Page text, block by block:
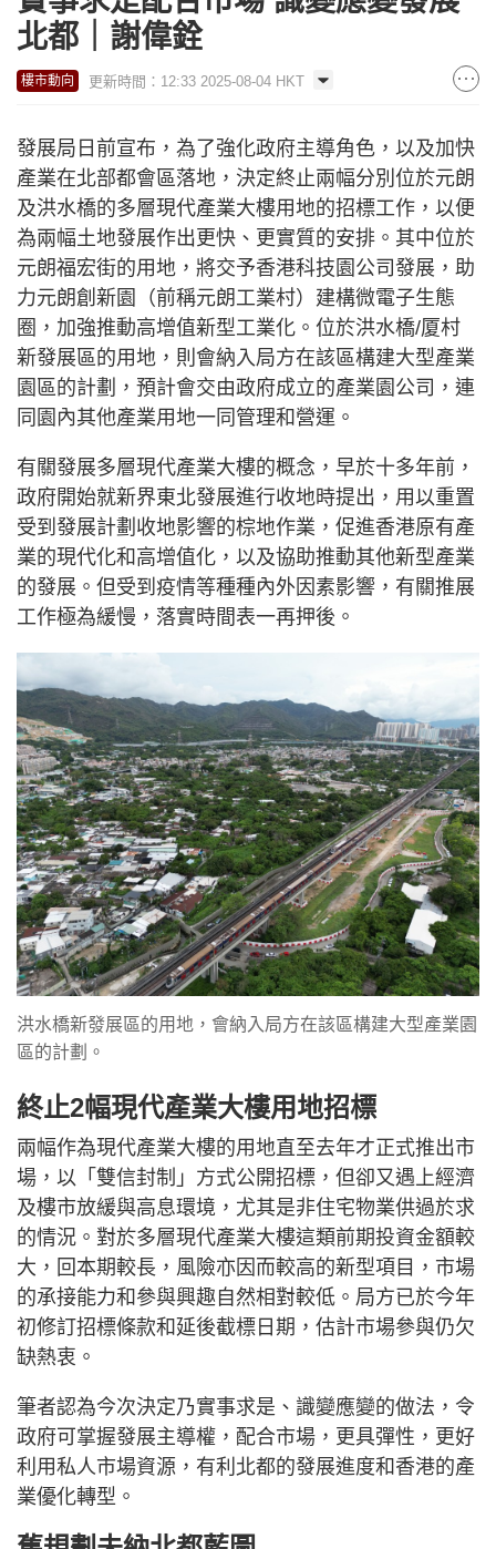
北都｜謝偉銓
樓市動向 更新時間：12:33 2025-08-04 HKT
發展局日前宣布，為了強化政府主導角色，以及加快
產業在北部都會區落地，決定終止兩幅分別位於元朗
及洪水橋的多層現代產業大樓用地的招標工作，以便
為兩幅土地發展作出更快、更實質的安排。其中位於
元朗福宏街的用地，將交予香港科技園公司發展，助
力元朗創新園（前稱元朗工業村）建構微電子生態
圈，加強推動高增值新型工業化。位於洪水橋/厦村
新發展區的用地，則會納入局方在該區構建大型產業
園區的計劃，預計會交由政府成立的產業園公司，連
同園內其他產業用地一同管理和營運。
有關發展多層現代產業大樓的概念，早於十多年前，
政府開始就新界東北發展進行收地時提出，用以重置
受到發展計劃收地影響的棕地作業，促進香港原有產
業的現代化和高增值化，以及協助推動其他新型產業
的發展。但受到疫情等種種內外因素影響，有關推展
工作極為緩慢，落實時間表一再押後。
洪水橋新發展區的用地，會納入局方在該區構建大型產業園
區的計劃。
終止2幅現代產業大樓用地招標
兩幅作為現代產業大樓的用地直至去年才正式推出市
場，以「雙信封制」方式公開招標，但卻又遇上經濟
及樓市放緩與高息環境，尤其是非住宅物業供過於求
的情況。對於多層現代產業大樓這類前期投資金額較
大，回本期較長，風險亦因而較高的新型項目，市場
的承接能力和參與興趣自然相對較低。局方已於今年
初修訂招標條款和延後截標日期，估計市場參與仍欠
缺熱衷。
筆者認為今次決定乃實事求是、識變應變的做法，令
政府可掌握發展主導權，配合市場，更具彈性，更好
利用私人市場資源，有利北都的發展進度和香港的產
業優化轉型。